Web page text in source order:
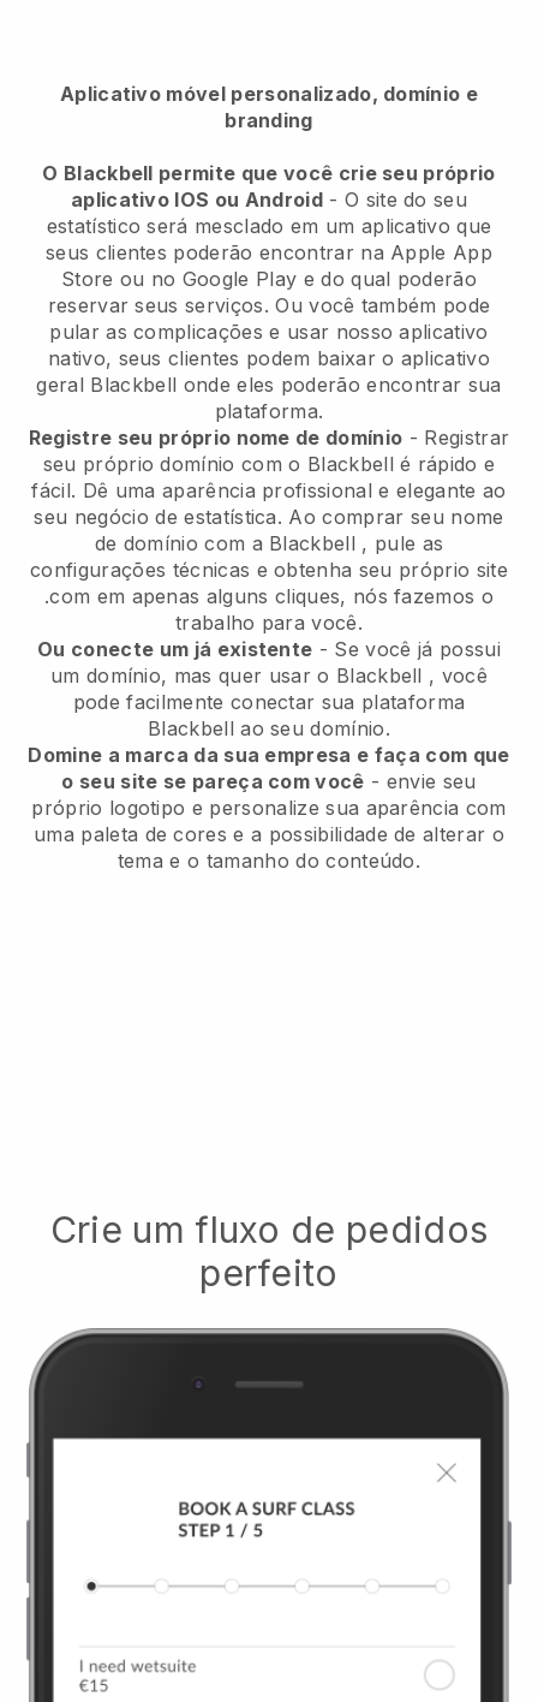
Aplicativo móvel personalizado, domínio e
branding
O Blackbell permite que você crie seu próprio
aplicativo IOS ou Android- O site do seu
estatístico será mesclado em um aplicativo que
seus clientes poderão encontrar na Apple App
Store ou no Google Play e do qual poderão
reservar seus serviços. Ou você também pode
pular as complicações e usar nosso aplicativo
nativo, seus clientes podem baixar o aplicativo
geral Blackbell onde eles poderão encontrar sua
plataforma.
Registre seu próprio nome de domínio - Registrar
seu próprio domínio com o Blackbell é rápido e
fácil. Dê uma aparência profissional e elegante ao
seu negócio de estatística. Ao comprar seu nome
de domínio com a Blackbell , pule as
configurações técnicas e obtenha seu próprio site
.com em apenas alguns cliques, nós fazemos o
trabalho para você.
Ou conecte um já existente - Se você já possui
um domínio, mas quer usar o Blackbell , você
pode facilmente conectar sua plataforma
Blackbell ao seu domínio.
Domine a marca da sua empresa e faça com que
o seu site se pareça com você - envie seu
próprio logotipo e personalize sua aparência com
uma paleta de cores e a possibilidade de alterar o
tema e o tamanho do conteúdo.
Crie um fluxo de pedidos
perfeito